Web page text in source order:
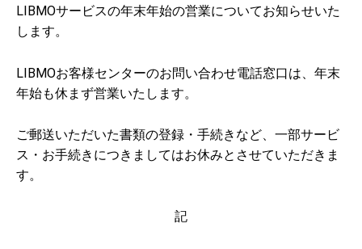
LIBMOサービスの年末年始の営業についてお知らせいた
します。
LIBMOお客様センターのお問い合わせ電話窓口は、年末
年始も休まず営業いたします。
ご郵送いただいた書類の登録・手続きなど、一部サービ
ス・お手続きにつきましてはお休みとさせていただきま
す。
記